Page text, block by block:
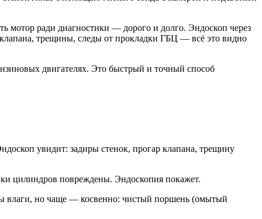
мотор ради диагностики — дорого и долго. Эндоскоп через
трещины, следы от прокладки ГБЦ — всё это видно
двигателях. Это быстрый и точный способ
увидит: задиры стенок, прогар клапана, трещину
цилиндров повреждены. Эндоскопия покажет.
влаги, но чаще — косвенно: чистый поршень (омытый